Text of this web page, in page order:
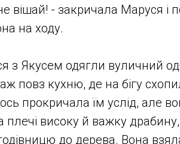
вішай! - закричала Маруся і
на ходу.
з Якусем одягли вуличний
повз кухню, де на бігу
прокричала їм услід, але
плечі високу й важку
до дерева. Вона